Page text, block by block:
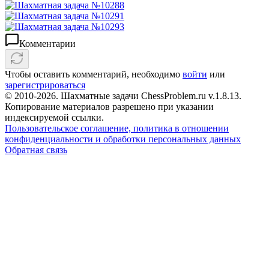
Комментарии
Чтобы оставить комментарий, необходимо войти или
зарегистрироваться
© 2010-2026. Шахматные задачи ChessProblem.ru v.1.8.13.
Копирование материалов разрешено при указании
индексируемой ссылки.
Пользовательское соглашение, политика в отношении
конфиденциальности и обработки персональных данных
Обратная связь